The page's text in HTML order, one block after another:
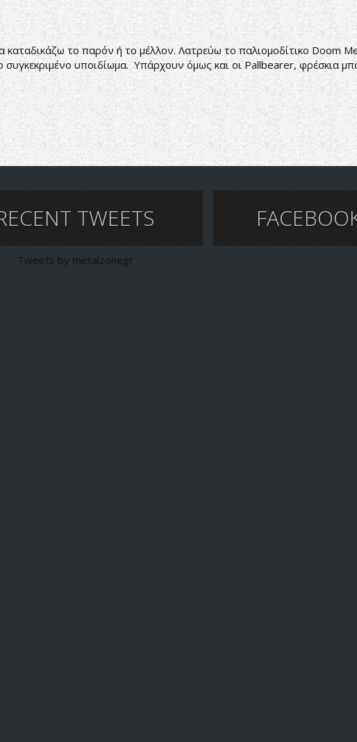
το παρόν ή το μέλλον. Λατρεύω το παλιομοδίτικο Doom
υποιδίωμα. Υπάρχουν όμως και οι Pallbearer, φρέσκια
TWEETS
Tweets by metalzonegr